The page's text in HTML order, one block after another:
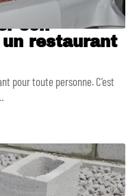
son
restaurant
pour toute personne. C’est